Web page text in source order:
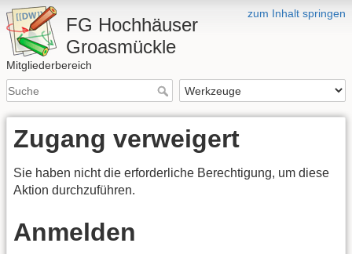
zum Inhalt springen
FG Hochhäuser
Groasmückle
Mitgliederbereich
Zugang verweigert
Sie haben nicht die erforderliche Berechtigung, um diese
Aktion durchzuführen.
Anmelden